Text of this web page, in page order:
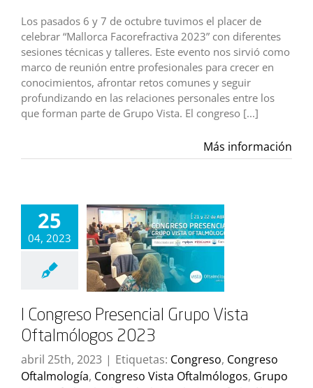
Los pasados 6 y 7 de octubre tuvimos el placer de
celebrar “Mallorca Facorefractiva 2023” con diferentes
sesiones técnicas y talleres. Este evento nos sirvió como
marco de reunión entre profesionales para crecer en
conocimientos, afrontar retos comunes y seguir
profundizando en las relaciones personales entre los
que forman parte de Grupo Vista. El congreso [...]
Más información
25
04, 2023
I Congreso Presencial Grupo Vista
Oftalmólogos 2023
abril 25th, 2023 | Etiquetas: Congreso, Congreso
Oftalmología, Congreso Vista Oftalmólogos, Grupo